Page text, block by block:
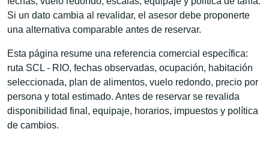
Si un dato cambia al revalidar, el asesor debe proponerte
una alternativa comparable antes de reservar.
Esta página resume una referencia comercial específica:
ruta SCL - RIO, fechas observadas, ocupación, habitación
seleccionada, plan de alimentos, vuelo redondo, precio por
persona y total estimado. Antes de reservar se revalida
disponibilidad final, equipaje, horarios, impuestos y política
de cambios.